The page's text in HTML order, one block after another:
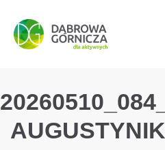
PRZEJDŹ DO MENU
PRZEJDŹ DO
PRZEJDŹ DO TREŚCI